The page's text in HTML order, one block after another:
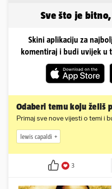
Sve što je
Skini aplikaciju za
komentiraj i budi uvijek u
Odaberi temu koju želiš
Primaj sve nove vijesti o temi i
lewis capaldi
3